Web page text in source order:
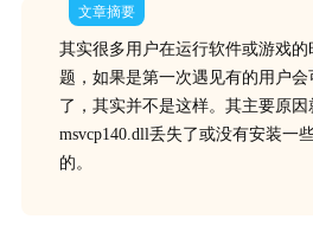
文章摘要
其实很多用户在运行软件或游戏的
题，如果是第一次遇见有的用户
了，其实并不是这样。其主要原
msvcp140.dll丢失了或没有安装一
的。